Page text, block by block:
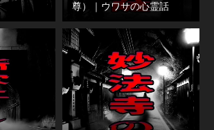
尊）｜ウワサの心霊話